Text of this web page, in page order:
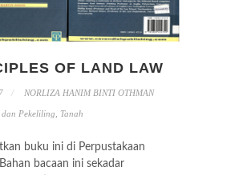
OF LAND LAW
NORLIZA HANIM BINTI OTHMAN
dan Pekeliling Tanah
buku ini di Perpustakaan
bacaan ini sekadar